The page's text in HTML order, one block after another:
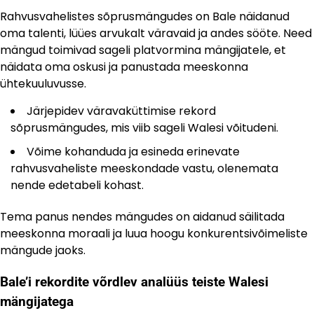
Rahvusvahelistes sõprusmängudes on Bale näidanud
oma talenti, lüües arvukalt väravaid ja andes sööte. Need
mängud toimivad sageli platvormina mängijatele, et
näidata oma oskusi ja panustada meeskonna
ühtekuuluvusse.
Järjepidev väravaküttimise rekord
sõprusmängudes, mis viib sageli Walesi võitudeni.
Võime kohanduda ja esineda erinevate
rahvusvaheliste meeskondade vastu, olenemata
nende edetabeli kohast.
Tema panus nendes mängudes on aidanud säilitada
meeskonna moraali ja luua hoogu konkurentsivõimeliste
mängude jaoks.
Bale’i rekordite võrdlev analüüs teiste Walesi
mängijatega